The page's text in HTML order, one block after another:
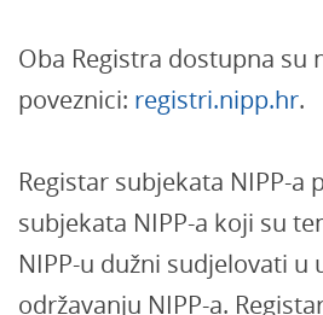
Oba Registra dostupna su
poveznici: registri.nipp.hr.
Registar subjekata NIPP-a
subjekata NIPP-a koji su
NIPP-u dužni sudjelovati u
održavanju NIPP-a.